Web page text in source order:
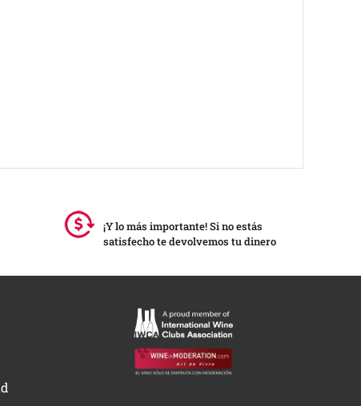
¡Y lo más importante! Si no estás
satisfecho te devolvemos tu dinero